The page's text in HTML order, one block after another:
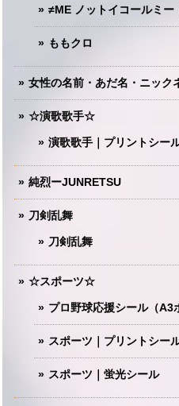
≠ME ノットイコールミー
ももクロ
女性の名前・あだ名・ニック
☆演歌歌手☆
演歌歌手｜プリントシー
純烈ーJUNRETSU
刀剣乱舞
刀剣乱舞
☆スポーツ☆
プロ野球応援シール（A3
スポーツ｜プリントシー
スポーツ｜蛍光シール